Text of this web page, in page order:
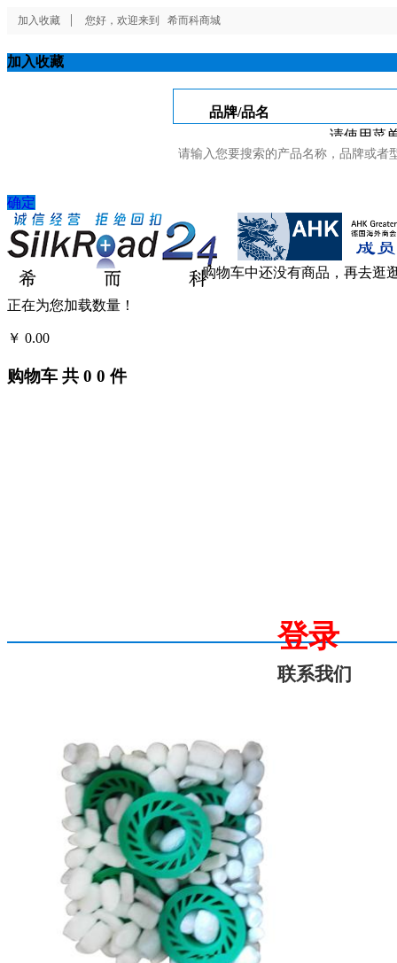
加入收藏 您好，欢迎来到 希而科商城
加入收藏
请使用菜
确定
购物车中还没有商品，再去逛
正在为您加载数量！
￥ 0.00
购物车 共 0 0 件
品牌/品名
登录
联系我们